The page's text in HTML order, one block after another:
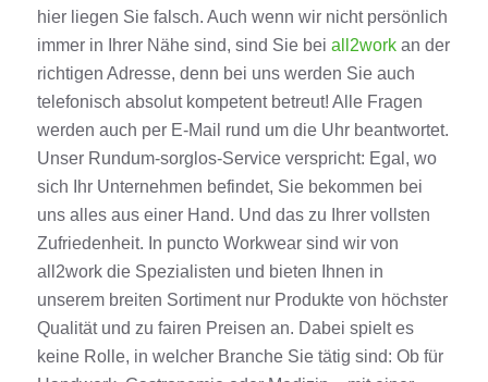
hier liegen Sie falsch. Auch wenn wir nicht persönlich
immer in Ihrer Nähe sind, sind Sie bei all2workan der
richtigen Adresse, denn bei uns werden Sie auch
telefonisch absolut kompetent betreut! Alle Fragen
werden auch per E-Mail rund um die Uhr beantwortet.
Unser Rundum-sorglos-Service verspricht: Egal, wo
sich Ihr Unternehmen befindet, Sie bekommen bei
uns alles aus einer Hand. Und das zu Ihrer vollsten
Zufriedenheit. In puncto Workwear sind wir von
all2work die Spezialisten und bieten Ihnen in
unserem breiten Sortiment nur Produkte von höchster
Qualität und zu fairen Preisen an. Dabei spielt es
keine Rolle, in welcher Branche Sie tätig sind: Ob für